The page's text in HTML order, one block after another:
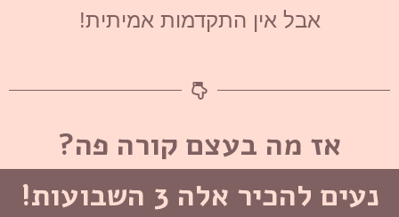
אבל אין התקדמות אמיתית!
אז מה בעצם קורה פה?
נעים להכיר אלה 3 השבועות!